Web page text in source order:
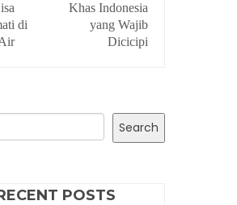
di
Khas Indonesia
yang Wajib
Dicicipi
Search
POSTS